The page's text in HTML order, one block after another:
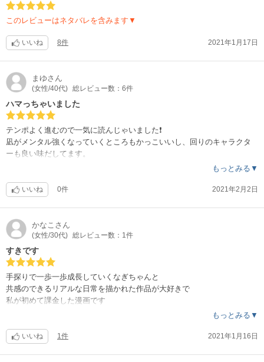
このレビューはネタバレを含みます▼
いいね 8件 2021年1月17日
まゆさん
(女性/40代) 総レビュー数：6件
ハマっちゃいました
テンポよく進むので一気に読んじゃいました❗️
凪がメンタル強くなっていくところもかっこいいし、回りのキャラクタ
ーも良い味だしてます。
個人的には凪のママにも田舎やおばあちゃんから解放されてストレスフ
もっとみる▼
いいね 0件 2021年2月2日
かなこ さん
(女性/30代) 総レビュー数：1件
すきです
手探りで一歩一歩成長していくなぎちゃんと
共感のできるリアルな日常を描かれた作品が大好きで
私が初めて課金した漫画です
人見知りな私ですが私も知らない人と話してみようって思える作品です
もっとみる▼
いいね 1件 2021年1月16日